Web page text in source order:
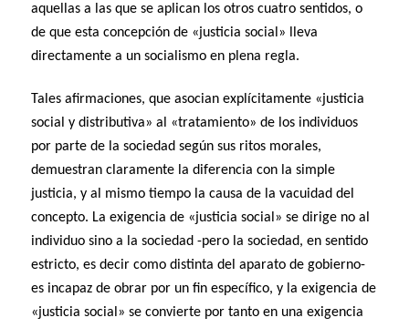
aquellas a las que se aplican los otros cuatro sentidos, o
de que esta concepción de «justicia social» lleva
directamente a un socialismo en plena regla.
Tales afirmaciones, que asocian explícitamente «justicia
social y distributiva» al «tratamiento» de los individuos
por parte de la sociedad según sus ritos morales,
demuestran claramente la diferencia con la simple
justicia, y al mismo tiempo la causa de la vacuidad del
concepto. La exigencia de «justicia social» se dirige no al
individuo sino a la sociedad -pero la sociedad, en sentido
estricto, es decir como distinta del aparato de gobierno-
es incapaz de obrar por un fin específico, y la exigencia de
«justicia social» se convierte por tanto en una exigencia